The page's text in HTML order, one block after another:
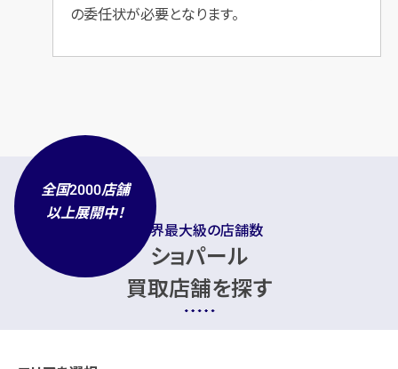
の委任状が必要となります。
業界最大級の店舗数
ショパール
買取店舗を探す
全国2000店舗
以上展開中！